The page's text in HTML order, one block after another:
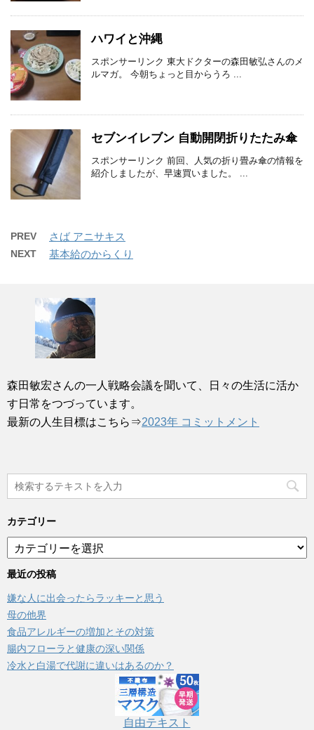
ハワイと沖縄
スポンサーリンク 東大ドクターの森田敏弘さんのメ
ルマガ。 今朝ちょっと目からうろ ...
セブンイレブン 自動開閉折りたたみ傘
スポンサーリンク 前回、人気の折り畳み傘の情報を
紹介しましたが、早速買いました。 ...
PREV さば アニサキス
NEXT 基本給のからくり
森田敏宏さんの一人戦略会議を聞いて、日々の生活に活か
す日常をつづっています。
最新の人生目標はこちら⇒2023年 コミットメント
カテゴリー
テ
ゴ
ー
最近の投稿
嫌な人に出会ったらラッキーと思う
母の他界
食品アレルギーの増加とその対策
腸内フローラと健康の深い関係
冷水と白湯で代謝に違いはあるのか？
自由テキスト